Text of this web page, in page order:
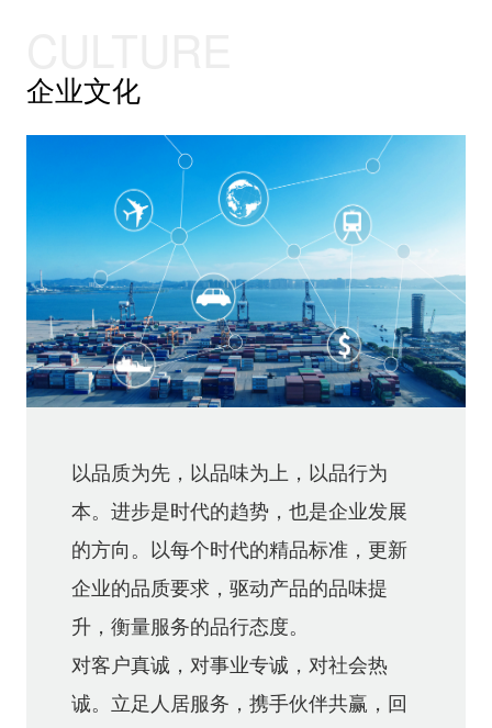
企业文化
以品质为先，以品味为上，以品行为
本。进步是时代的趋势，也是企业发展
的方向。以每个时代的精品标准，更新
企业的品质要求，驱动产品的品味提
升，衡量服务的品行态度。
对客户真诚，对事业专诚，对社会热
诚。立足人居服务，携手伙伴共赢，回